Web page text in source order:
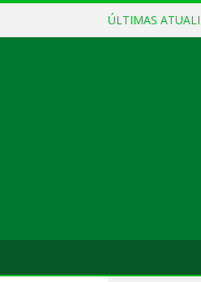
ÚLTIMAS